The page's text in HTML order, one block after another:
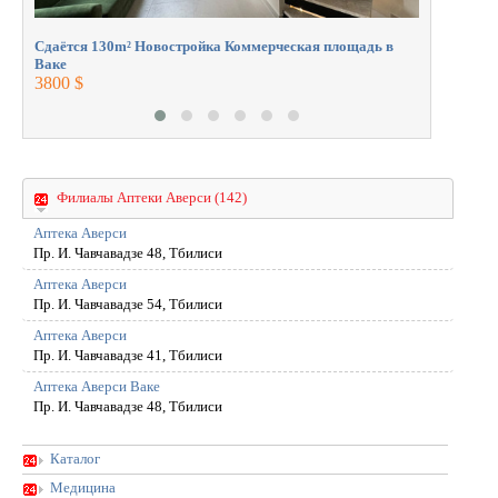
Сдаётся 130m² Новостройка Коммерческая площадь в
Ваке
3800 $
Филиалы Аптеки Аверси (142)
Аптека Аверси
Пр. И. Чавчавадзе 48, Тбилиси
Аптека Аверси
Пр. И. Чавчавадзе 54, Тбилиси
Аптека Аверси
Пр. И. Чавчавадзе 41, Тбилиси
Аптека Аверси Ваке
Пр. И. Чавчавадзе 48, Тбилиси
Каталог
Медицина